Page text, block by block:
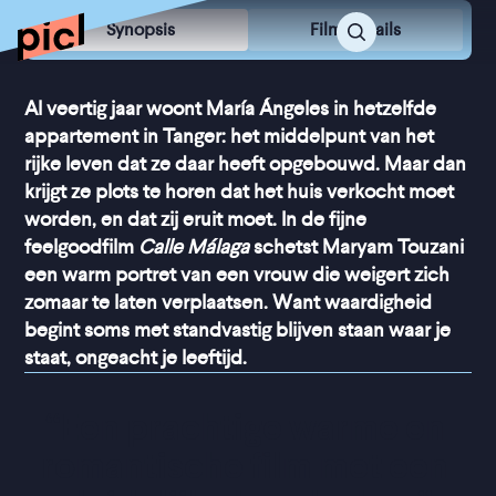
Synopsis Film Details
Al veertig jaar woont María Ángeles in hetzelfde
appartement in Tanger: het middelpunt van het
rijke leven dat ze daar heeft opgebouwd. Maar dan
krijgt ze plots te horen dat het huis verkocht moet
worden, en dat zij eruit moet. In de fijne
feelgoodfilm Calle Málagaschetst Maryam Touzani
een warm portret van een vrouw die weigert zich
zomaar te laten verplaatsen. Want waardigheid
begint soms met standvastig blijven staan waar je
staat, ongeacht je leeftijd.